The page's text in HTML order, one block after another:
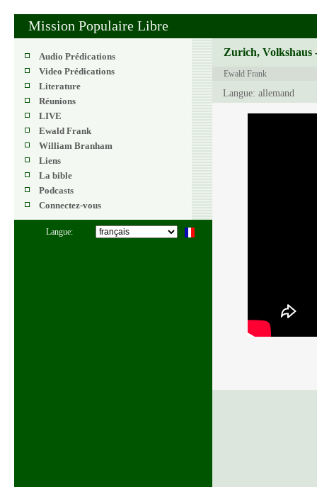
Mission Populaire Libre
Audio Prédications
Video Prédications
Literature
Réunions
LIVE
Ewald Frank
William Branham
Liens
La bible
Podcasts
Connectez-vous
Langue:
Zurich, Volkshaus
Ewald Frank
Langue: allemand